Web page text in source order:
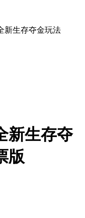
新生存夺金玩法
新生存夺
版